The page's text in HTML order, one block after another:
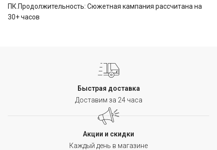
ПК.Продолжительность: Сюжетная кампания рассчитана на
30+ часов
Быстрая доставка
Доставим за 24 часа
Акции и скидки
Каждый день в магазине